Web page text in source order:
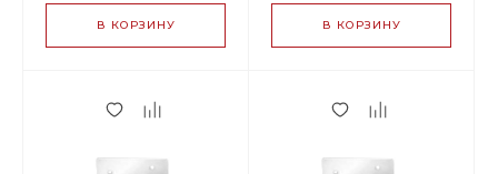
В КОРЗИНУ В КОРЗИНУ